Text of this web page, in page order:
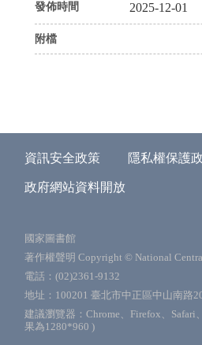
發佈時間 2025-12-01
附檔
資訊安全政策 隱私權保護
政府網站資料開放
國家圖書館
著作權聲明 Copyright © National
電話：(02)2361-9132
地址：100201 臺北市中正區中山南路
建議瀏覽器：Chrome、Firefox、
果為1280*960 )